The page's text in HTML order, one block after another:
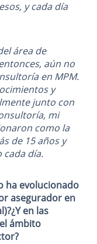
y cada día
área de
aún no
en MPM.
y
junto con
mi
como la
de 15 años y
día.
ha evolucionado
asegurador en
en las
ámbito